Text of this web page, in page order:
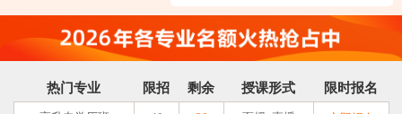
热门专业 限招 剩余 授课形式 限时报名